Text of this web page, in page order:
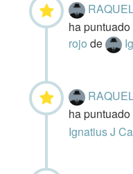
ha puntuado
rojode
ha puntuado
Ignatius J